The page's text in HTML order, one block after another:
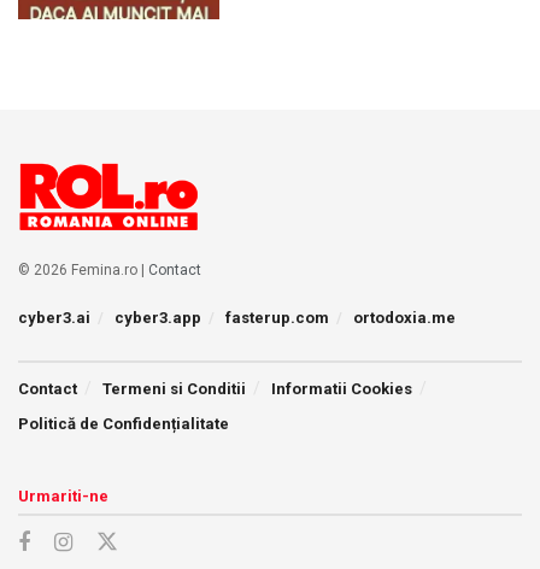
© 2026 Femina.ro | Contact
cyber3.ai cyber3.app fasterup.com ortodoxia.me
Contact Termeni si Conditii
Informatii Cookies
Politică de Confidențialitate
Urmariti-ne